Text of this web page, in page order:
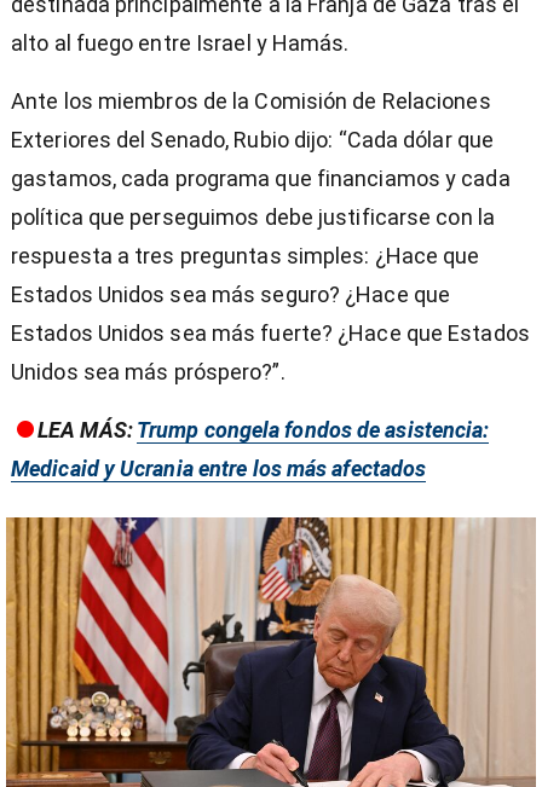
alto al fuego entre Israel y Hamás.
Ante los miembros de la Comisión de Relaciones
Exteriores del Senado, Rubio dijo: “Cada dólar que
gastamos, cada programa que financiamos y cada
política que perseguimos debe justificarse con la
respuesta a tres preguntas simples: ¿Hace que
Estados Unidos sea más seguro? ¿Hace que
Estados Unidos sea más fuerte? ¿Hace que Estados
Unidos sea más próspero?”.
LEA MÁS:Trump congela fondos de asistencia:
Medicaid y Ucrania entre los más afectados